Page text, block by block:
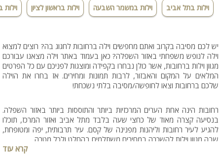
וילות בתל אביב וילות במשמר השבעה וילות בראשון לציון
יש לכם מסיבה בקרוב ואתם מחפשים וילה ברחובות לחגוג בה? רוצים למצוא
וילה לנופש משפחתי באזור השפלה? כאן בעמוד באתר וילה מצאנו עבורכם
מגוון וילות ברחובות, אשר כולן נבחרו בקפידה ומוצגות לפניכם עם כל הפרטים
המלאים על המקום והאבזור, לרבות תמונות ומחירים. אז בחרו את הוילה
שלכם ברחובות וצאו לחופשה/מסיבה בלתי נשכחת!
רחובות הינה אחת הערים המרכזיות ביותר והתוססות ביותר באזור השפלה.
בנסיעה קצרה מאוד של כחצי שעה בלבד מתל אביב ואזור המרכז, תוכלו
להגיע לעיר רחובות וליהנות מפנינה של קסם. עיר תרבותית, יפה ומטופחת,
שבה מגוון וילות להשכרה במחירים משתלמים בהחלט ולכל מטרה.
קרא עוד